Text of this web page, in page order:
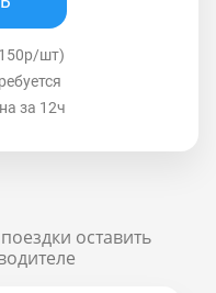
шт)
за 12ч
оставить